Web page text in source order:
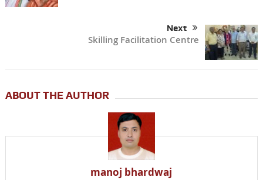
Next
Skilling Facilitation Centre
ABOUT THE AUTHOR
manoj bhardwaj